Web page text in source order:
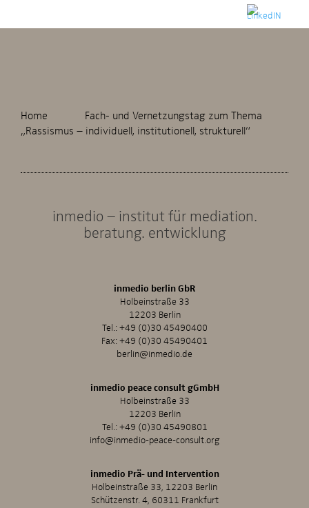
Home
Fach- und Vernetzungstag zum Thema
„Rassismus – individuell, institutionell, strukturell“
inmedio – institut für mediation.
beratung. entwicklung
inmedio berlin GbR
Holbeinstraße 33
12203 Berlin
Tel.:+49 (0)30 45490400
Fax: +49 (0)30 45490401
berlin@inmedio.de
inmedio peace consult gGmbH
Holbeinstraße 33
12203 Berlin
Tel.:+49 (0)30 45490801
info@inmedio-peace-consult.org
inmedio Prä- und Intervention
Holbeinstraße 33, 12203 Berlin
Schützenstr. 4, 60311 Frankfurt